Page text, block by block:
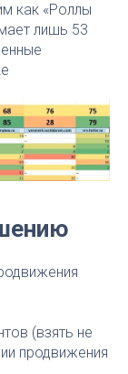
как «Роллы
лишь 53
(взять не
продвижения